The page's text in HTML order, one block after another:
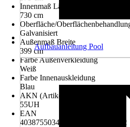
Innenmaß Länge
730 cm
Oberfläche/
Galvanisiert
Außenmaß Breite
399 cm
Farbe Außenverkleidung
Weiß
Farbe Innenauskleidung
Blau
AKN (Artikelkurznummer)
55UH
EAN
4038755034847, 8412081220222
Aufbauanleitung Pool